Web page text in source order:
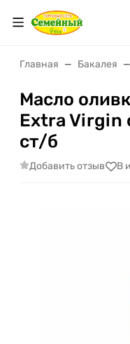
Главная Бакалея
Масло
Extra Virgin
ст/б
Добавить отзыв В